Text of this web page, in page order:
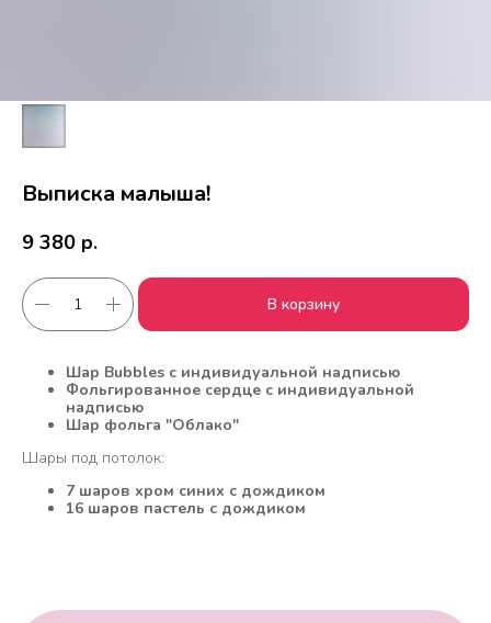
Выписка малыша!
9 380 р.
В корзину
Шар Bubbles с индивидуальной надписью
Фольгированное сердце с индивидуальной
надписью
Шар фольга "Облако"
Шары под потолок:
7 шаров хром синих с дождиком
16 шаров пастель с дождиком
Работаем с 2010 года
Срочная доставка
за 1час
Скидки постоянным
клиентам
Оплата удобным
способом